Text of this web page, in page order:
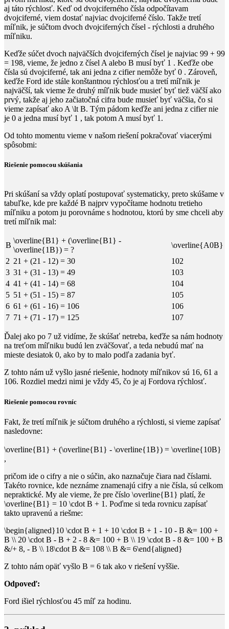
aj táto rýchlosť. Keď od dvojciferného čísla odpočítavam
dvojciferné, viem dostať najviac dvojciferné číslo. Takže tretí
míľnik, je súčtom dvoch dvojciferných čísel - rýchlosti a druhého
míľniku.
Keďže súčet dvoch najväčších dvojciferných čísel je najviac 99 + 99
= 198, vieme, že jedno z čísel A alebo B musí byť 1 . Keďže obe
čísla sú dvojciferné, tak ani jedna z cifier nemôže byť 0 . Zároveň,
keďže Ford ide stále konštantnou rýchlosťou a tretí míľnik je
najväčší, tak vieme že druhý míľnik bude musieť byť tiež väčší ako
prvý, takže aj jeho začiatočná cifra bude musieť byť väčšia, čo si
vieme zapísať ako A \lt B​. Tým pádom keďže ani jedna z cifier nie
je 0 a jedna musí byť 1 , tak potom A musí byť 1 ​.
Od tohto momentu vieme v našom riešení pokračovať viacerými
spôsobmi:
Riešenie pomocou skúšania
Pri skúšaní sa vždy oplatí postupovať systematicky, preto skúšame v
tabuľke, kde pre každé B ​ najprv vypočítame hodnotu tretieho
míľniku a potom ju porovnáme s hodnotou, ktorú by sme chceli aby
tretí míľnik mal:
B
\overline{B1} + (\overline{B1} -
\overline{1B}) = ?
\overline{A0B}
2 21 + (21 - 12) = 30
102
3 31 + (31 - 13) = 49
103
4 41 + (41 - 14) = 68
104
5 51 + (51 - 15) = 87
105
6 61 + (61 - 16) = 106
106
7 71 + (71 - 17) = 125 107
Ďalej ako po 7 ​ už vidíme, že skúšať netreba, keďže sa nám hodnoty
na treťom míľniku budú len zväčšovať, a teda nebudú mať na
mieste desiatok 0, ako by to malo podľa zadania byť.
Z tohto nám už vyšlo jasné riešenie, hodnoty míľnikov sú 16, 61 ​ a
106​. Rozdiel medzi nimi je vždy 45, čo je aj Fordova rýchlosť.
Riešenie pomocou rovníc
Fakt, že tretí míľnik je súčtom druhého a rýchlosti, si vieme zapísať
nasledovne:
\overline{B1} + (\overline{B1} - \overline{1B}) = \overline{10B}
,
pričom ide o cifry a nie o súčin, ako naznačuje čiara nad číslami.
Takéto rovnice, kde neznáme znamenajú cifry a nie čísla, sú celkom
nepraktické. My ale vieme, že pre číslo \overline{B1} ​ platí, že
\overline{B1} = 10 \cdot B + 1 ​. Poďme si teda rovnicu zapísať
takto upravenú a riešme:
\begin{aligned}10 \cdot B + 1 + 10 \cdot B + 1 - 10 - B &= 100 +
B \\ 20 \cdot B - B + 2 - 8 &= 100 + B \\ 19 \cdot B - 8 &= 100 + B
&/+ 8, - B \\ 18\cdot B &= 108 \\ B &= 6\end{aligned}
Z tohto nám opäť vyšlo B = 6 ​ tak ako v riešení vyššie.
Odpoveď:
Ford išiel rýchlosťou 45 ​ míľ za hodinu.